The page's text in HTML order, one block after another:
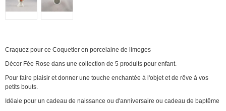
Craquez pour ce Coquetier en porcelaine de limoges
Décor Fée Rose dans une collection de 5 produits pour enfant.
Pour faire plaisir et donner une touche enchantée à l'objet et de rêve à vos
petits bouts.
Idéale pour un cadeau de naissance ou d'anniversaire ou cadeau de baptême